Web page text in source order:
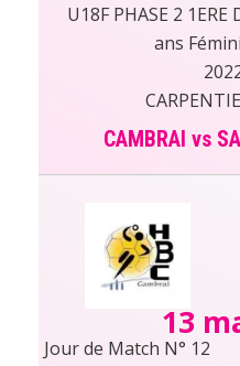
U18F PHASE 2
ans
CAMBRAI vs
13
Jour de Match N° 12